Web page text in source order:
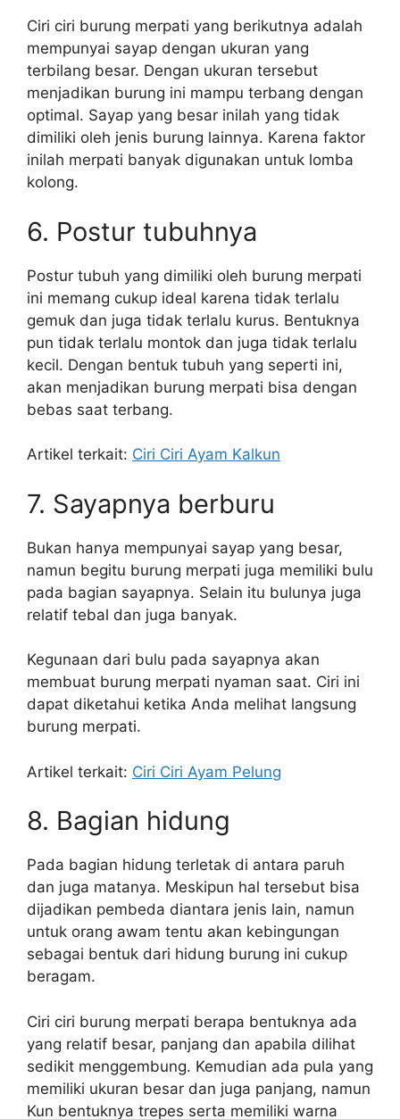
Ciri ciri burung merpati yang berikutnya adalah
mempunyai sayap dengan ukuran yang
terbilang besar. Dengan ukuran tersebut
menjadikan burung ini mampu terbang dengan
optimal. Sayap yang besar inilah yang tidak
dimiliki oleh jenis burung lainnya. Karena faktor
inilah merpati banyak digunakan untuk lomba
kolong.
6. Postur tubuhnya
Postur tubuh yang dimiliki oleh burung merpati
ini memang cukup ideal karena tidak terlalu
gemuk dan juga tidak terlalu kurus. Bentuknya
pun tidak terlalu montok dan juga tidak terlalu
kecil. Dengan bentuk tubuh yang seperti ini,
akan menjadikan burung merpati bisa dengan
bebas saat terbang.
Artikel terkait: Ciri Ciri Ayam Kalkun
7. Sayapnya berburu
Bukan hanya mempunyai sayap yang besar,
namun begitu burung merpati juga memiliki bulu
pada bagian sayapnya. Selain itu bulunya juga
relatif tebal dan juga banyak.
Kegunaan dari bulu pada sayapnya akan
membuat burung merpati nyaman saat. Ciri ini
dapat diketahui ketika Anda melihat langsung
burung merpati.
Artikel terkait: Ciri Ciri Ayam Pelung
8. Bagian hidung
Pada bagian hidung terletak di antara paruh
dan juga matanya. Meskipun hal tersebut bisa
dijadikan pembeda diantara jenis lain, namun
untuk orang awam tentu akan kebingungan
sebagai bentuk dari hidung burung ini cukup
beragam.
Ciri ciri burung merpati berapa bentuknya ada
yang relatif besar, panjang dan apabila dilihat
sedikit menggembung. Kemudian ada pula yang
memiliki ukuran besar dan juga panjang, namun
Kun bentuknya trepes serta memiliki warna